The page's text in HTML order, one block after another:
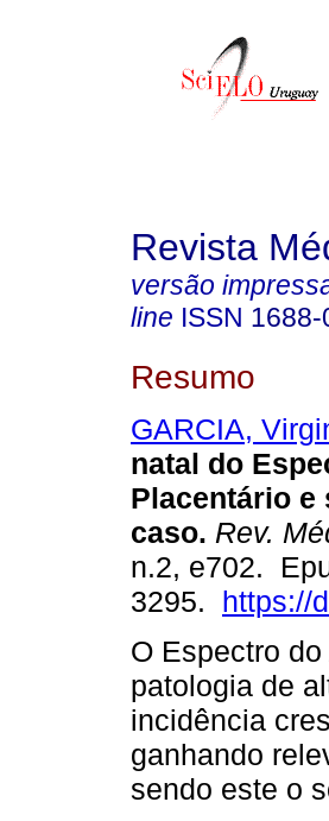
Revista
versão
line ISSN 1688-
Resumo
GARCIA,
natal do
Placentário e
caso. Rev.
n.2, e702.
3295. https://
O Espectro
patologia de
incidência
ganhando
sendo este o